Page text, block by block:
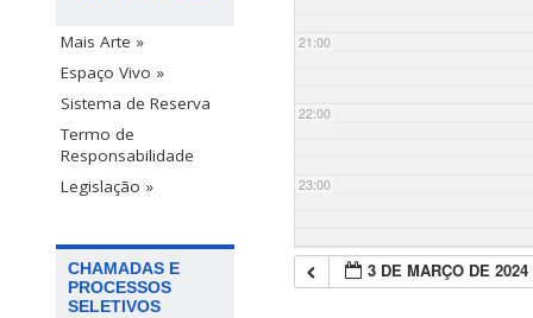
Mais Arte »
Espaço Vivo »
Sistema de Reserva
Termo de
Responsabilidade
Legislação »
CHAMADAS E
PROCESSOS
SELETIVOS
21:00
22:00
23:00
3 DE MARÇO DE 2024